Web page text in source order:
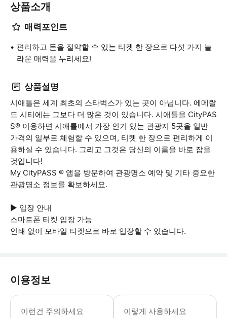
상품소개
매력포인트
편리하고 돈을 절약할 수 있는 티켓 한 장으로 다섯 가지 놀
라운 매력을 누리세요!
상품설명
시애틀은 세계 최초의 스타벅스가 있는 곳이 아닙니다. 에메랄
드 시티에는 그보다 더 많은 것이 있습니다. 시애틀을 CityPAS
S® 이용하면 시애틀에서 가장 인기 있는 관광지 5곳을 일반
가격의 일부로 체험할 수 있으며, 티켓 한 장으로 편리하게 이
용하실 수 있습니다. 그리고 그것은 당신의 이름을 바로 잡을
것입니다!
My CityPASS ® 앱을 방문하여 관광명소 예약 및 기타 중요한
관광명소 정보를 확보하세요.
▶ 입장 안내
스마트폰 티켓 입장 가능
인쇄 없이 모바일 티켓으로 바로 입장할 수 있습니다.
이용정보
이런건 주의하세요
▶ 꼭 알아두세요 * 방문 전 각 관광지
이렇게 사용하세요